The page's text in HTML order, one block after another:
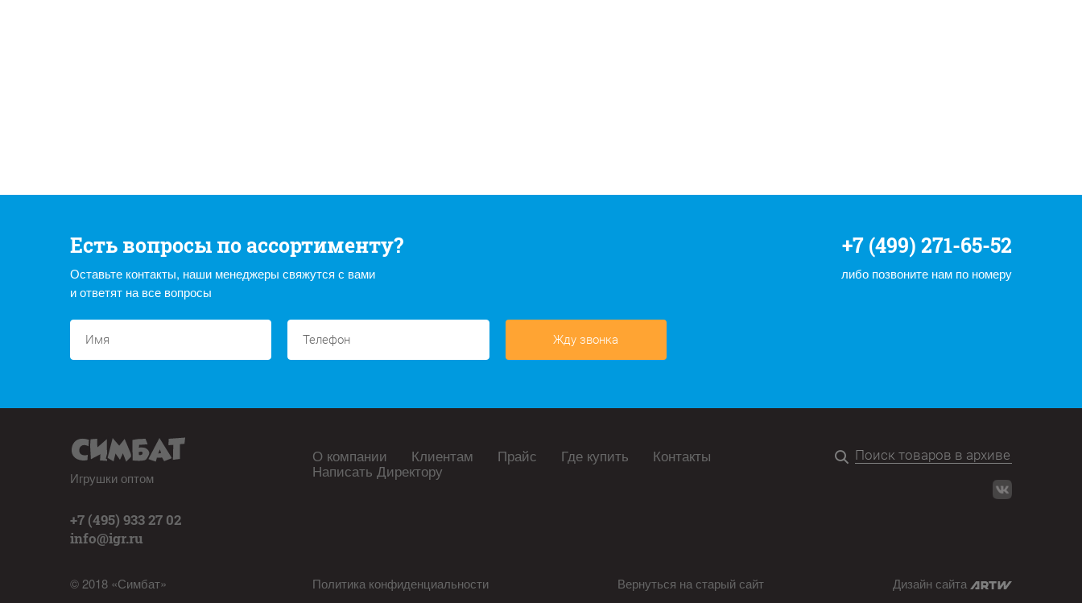
Есть вопросы по ассортименту?
Оставьте контакты, наши менеджеры свяжутся с вами
и ответят на все вопросы
+7 (499) 271-65-52
либо позвоните нам по номеру
Жду звонка
Игрушки оптом
+7 (495) 933 27 02
info@igr.ru
© 2018 «Симбат»
О компании Клиентам Прайс Где купить Контакты
Написать Директору
Политика конфиденциальности Вернуться на старый сайт Дизайн сайта